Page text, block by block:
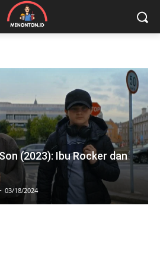
(2023): Ibu Rocker dan
03/18/2024